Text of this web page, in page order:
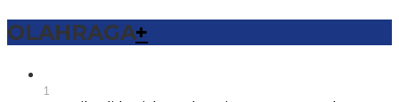
OLAHRAGA+
1